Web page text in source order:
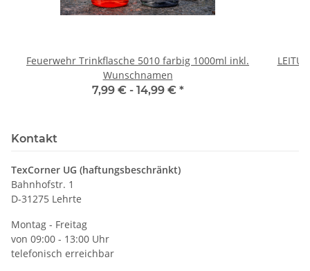
Feuerwehr Trinkflasche 5010 farbig 1000ml inkl.
Wunschnamen
7,99 € - 14,99 € *
Kontakt
TexCorner UG (haftungsbeschränkt)
Bahnhofstr. 1
D-31275 Lehrte
Montag - Freitag
von 09:00 - 13:00 Uhr
telefonisch erreichbar